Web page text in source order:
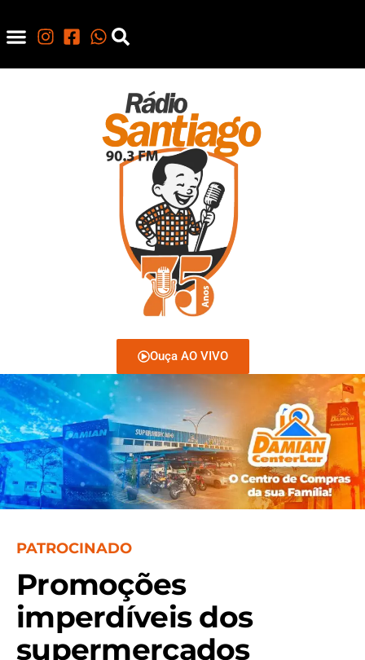
Ouça AO VIVO
PATROCINADO
Promoções
imperdíveis dos
supermercados